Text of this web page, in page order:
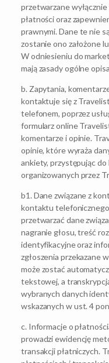
przetwarzane
płatności oraz
prawnymi. Dane te nie
zostanie ono założone
W odniesieniu do
mają zasady ogólne
b. Zapytania,
kontaktuje się z
telefonem, poprzez
formularz online
komentarze i opinie.
opinie, które wyraża
ankiety, przystępując do
organizowanych przez
b1. Dane związane z
kontaktu
przetwarzać dane
nagranie głosu, treść
identyfikacyjne oraz
zgłoszenia przekazane
może zostać
tekstowej, a
wybranych danych
wskazanych w ust. 4
c. Informacje o
prowadzi ewidencję
transakcji płatniczych.